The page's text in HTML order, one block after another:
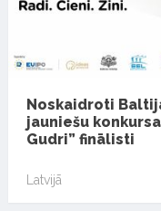
Noskaidroti
jauniešu konkursa
Gudri” finālisti
Latvijā